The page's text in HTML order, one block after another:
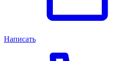
Написать